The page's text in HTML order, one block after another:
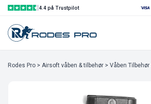
4.4 på Trustpilot
Rodes Pro > Airsoft våben & tilbehør > Våben Tilbehør